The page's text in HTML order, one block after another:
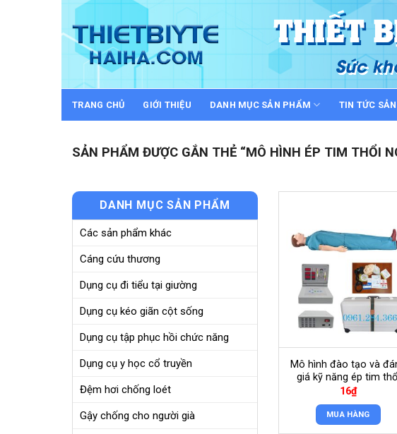
Skip
content
TRANG CHỦ GIỚI THIỆU DANH MỤC SẢN PHẨM TIN TỨC
SẢN PHẨM ĐƯỢC GẮN THẺ “MÔ HÌNH ÉP TIM THỔI
DANH MỤC SẢN PHẨM
Các sản phẩm khác
Cáng cứu thương
Dụng cụ đi tiểu tại giường
Dụng cụ kéo giãn cột sống
Dụng cụ tập phục hồi chức năng
Dụng cụ y học cổ truyền
Đệm hơi chống loét
Gậy chống cho người già
Mô hình đào tạo và
giá kỹ năng ép tim
ngạt
16₫
MUA HÀNG